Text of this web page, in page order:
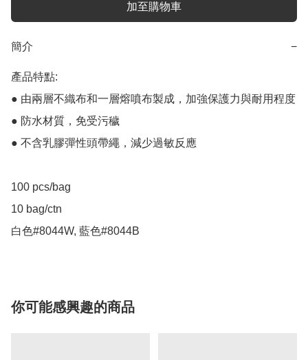
加至購物車
簡介 −
產品特點:
● 由兩層不織布和一層熔噴布製成，加強保護力與耐用程度
● 防水材質，免受污穢
● 不含乳膠彈性頭帶繩，減少過敏反應
100 pcs/bag
10 bag/ctn
白色#8044W, 藍色#8044B
你可能感興趣的商品